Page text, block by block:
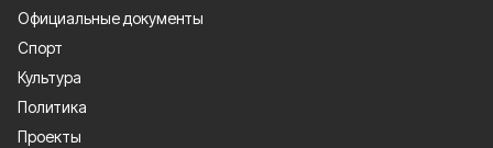
Официальные документы
Спорт
Культура
Политика
Проекты